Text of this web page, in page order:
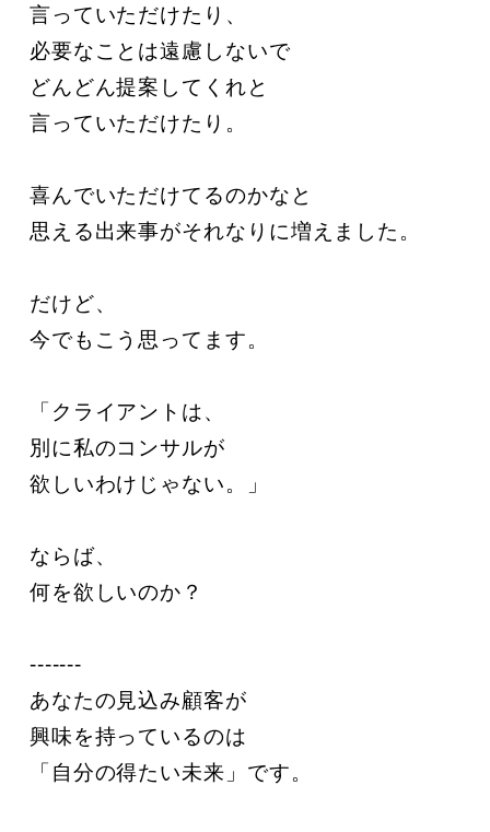
言っていただけたり、
必要なことは遠慮しないで
どんどん提案してくれと
言っていただけたり。
喜んでいただけてるのかなと
思える出来事がそれなりに増えました。
だけど、
今でもこう思ってます。
「クライアントは、
別に私のコンサルが
欲しいわけじゃない。」
ならば、
何を欲しいのか？
-------
あなたの見込み顧客が
興味を持っているのは
「自分の得たい未来」です。